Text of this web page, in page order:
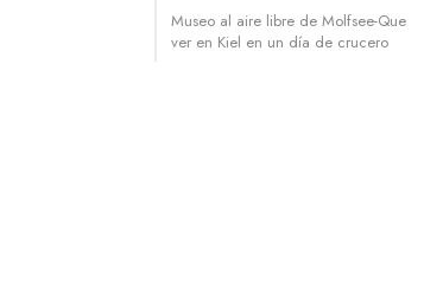
Museo al aire libre de Molfsee-Que
ver en Kiel en un día de crucero